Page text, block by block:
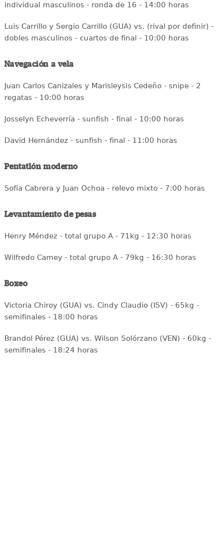
individual masculinos - ronda de 16 - 14:00 horas
Luis Carrillo y Sergio Carrillo (GUA) vs. (rival por definir) -
dobles masculinos - cuartos de final - 10:00 horas
Navegación a vela
Juan Carlos Canizales y Marisleysis Cedeño - snipe - 2
regatas - 10:00 horas
Josselyn Echeverría - sunfish - final - 10:00 horas
David Hernández - sunfish - final - 11:00 horas
Pentatlón moderno
Sofía Cabrera y Juan Ochoa - relevo mixto - 7:00 horas
Levantamiento de pesas
Henry Méndez - total grupo A - 71kg - 12:30 horas
Wilfredo Camey - total grupo A - 79kg - 16:30 horas
Boxeo
Victoria Chiroy (GUA) vs. Cindy Claudio (ISV) - 65kg -
semifinales - 18:00 horas
Brandol Pérez (GUA) vs. Wilson Solórzano (VEN) - 60kg -
semifinales - 18:24 horas